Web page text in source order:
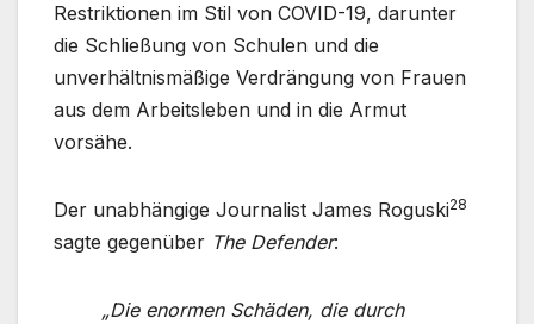
Restriktionen im Stil von COVID-19, darunter
die Schließung von Schulen und die
unverhältnismäßige Verdrängung von Frauen
aus dem Arbeitsleben und in die Armut
vorsähe.
Der unabhängige Journalist James Roguski28
sagte gegenüber The Defender:
„Die enormen Schäden, die durch